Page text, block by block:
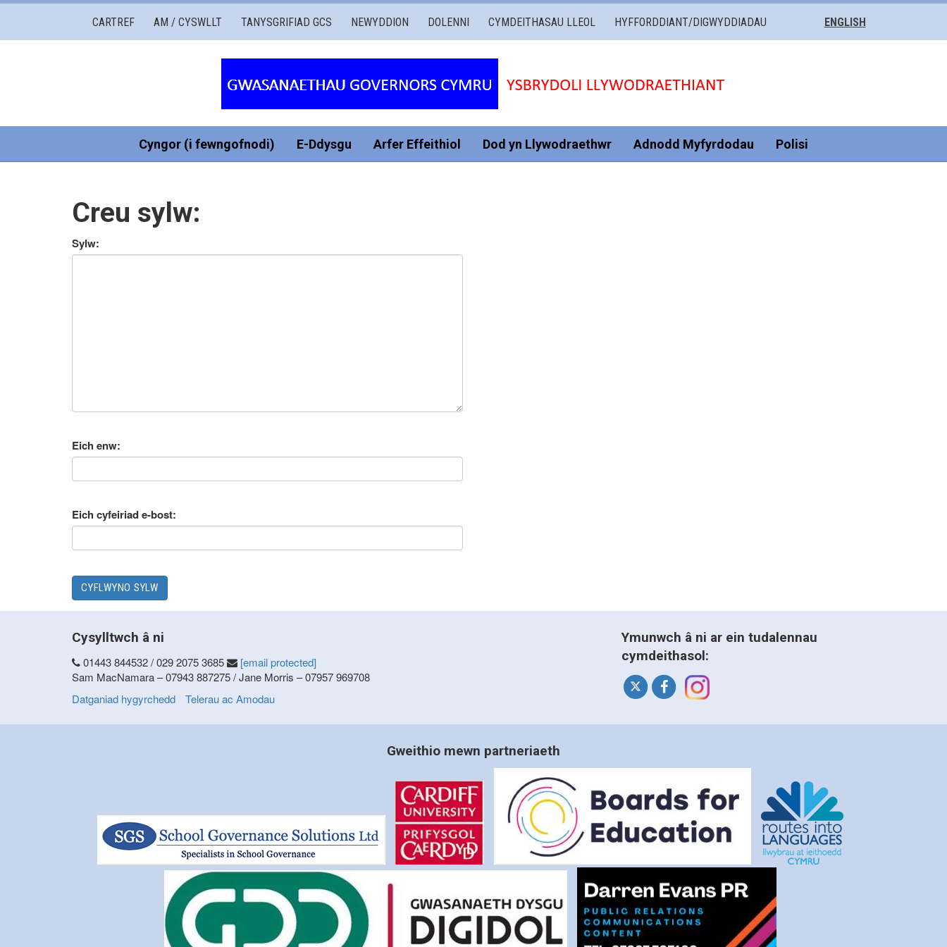
Gwasanaethau
Governors
CARTREF AM / CYSWLLT TANYSGRIFIAD GCS NEWYDDION DOLENNI CYMDEITHASAU LLEOL HYFFORDDIANT/DIGWYDDIADAU ENGLISH
Cyngor (i fewngofnodi) E-Ddysgu Arfer Effeithiol Dod yn Llywodraethwr Adnodd Myfyrdodau Polisi
Creu sylw:
Sylw:
Eich enw:
Eich cyfeiriad e-bost:
Cysylltwch â ni
01443 844532 / 029 2075 3685
[email protected]
Sam MacNamara – 07943 887275 / Jane Morris – 07957 969708
Datganiad hygyrchedd
Telerau ac Amodau
Ymunwch â ni ar ein tudalennau
cymdeithasol:
Gweithio mewn partneriaeth